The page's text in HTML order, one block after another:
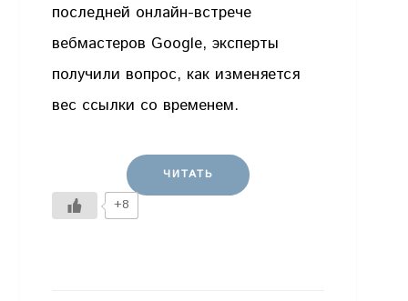
последней онлайн-встрече
вебмастеров Google, эксперты
получили вопрос, как изменяется
вес ссылки со временем.
ЧИТАТЬ
+8